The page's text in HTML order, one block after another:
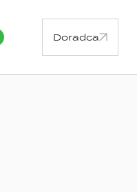
Doradca